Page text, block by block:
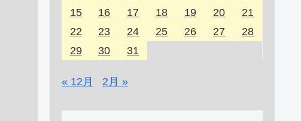
15
16 17 18 19 20
21
22
23 24 25 26 27
28
29
30 31
« 12月 2月 »